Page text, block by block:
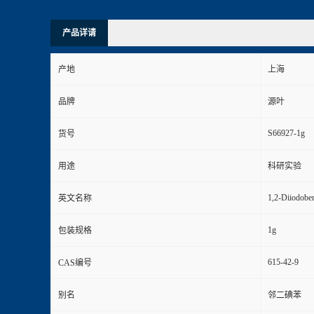
产品详请
产地 上海
品牌 源叶
货号 S66927-1g
用途 科研实验
英文名称 1,2-
包装规格 1g
CAS编号 615-42-9
别名 邻二碘苯